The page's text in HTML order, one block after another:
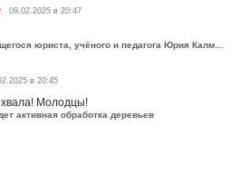
09.02.2025 в 20:47
В Черкесске чествовали выдающегося юриста, учёного и педагога Юрия Калмыкова
в 20:45
хвала! Молодцы!
активная обработка деревьев